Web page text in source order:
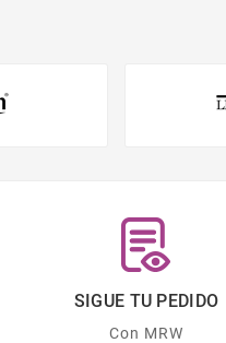
SIGUE TU PEDIDO
Con MRW